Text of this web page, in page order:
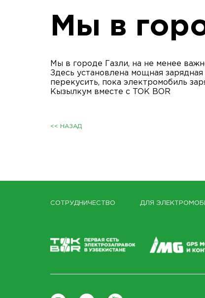
Мы в
Мы в городе Газли, на не менее
Здесь установлена мощная
перекусить, пока электромобиль
Кызылкум вместе с TOK BOR
<< НАЗАД
СОТРУДНИЧЕСТВО ДЛЯ